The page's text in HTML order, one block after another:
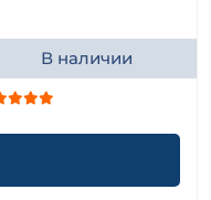
В наличии